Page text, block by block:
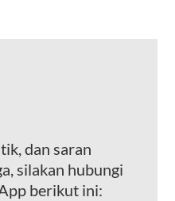
dan saran
silakan hubungi
berikut ini: